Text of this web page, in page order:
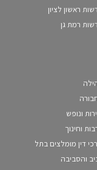
ראשון לציון
רמת גן
ונופש
וחינוך
דין מומלצים בתל
והסביבה